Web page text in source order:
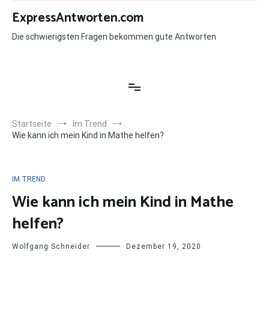
Zum
Inhalt
springen
ExpressAntworten.com
Die schwierigsten Fragen bekommen gute Antworten
Startseite
Im Trend
Wie kann ich mein Kind in Mathe helfen?
IM TREND
Wie kann ich mein Kind in Mathe
helfen?
Wolfgang Schneider Dezember 19, 2020